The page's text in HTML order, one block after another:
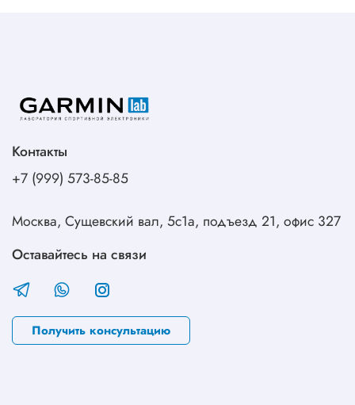
Контакты
+7 (999) 573-85-85
Москва, Сущевский вал, 5с1а, подъезд 21, офис 327
Оставайтесь на связи
Получить консультацию